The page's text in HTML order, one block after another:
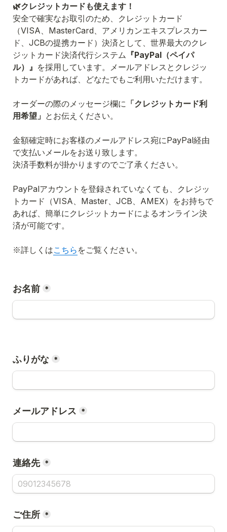
🌿クレジットカードも使えます！
安全で確実なお取引のため、クレジットカード
（VISA、MasterCard、アメリカンエキスプレスカー
ド、JCBの提携カード）決済として、世界最大のクレ
ジットカード決済代行システム 『PayPal（ペイパ
ル）』 を採用しています。メールアドレスとクレジッ
トカードがあれば、どなたでもご利用いただけます。
オーダーの際のメッセージ欄に 「クレジットカード利
用希望」 とお伝えください。
金額確定時にお客様のメールアドレス宛にPayPal経由
で支払いメールをお送り致します。
決済手数料が掛かりますのでご了承ください。
PayPalアカウントを登録されていなくても、クレジッ
トカード（VISA、Master、JCB、AMEX）をお持ちで
あれば、簡単にクレジットカードによるオンライン決
済が可能です。
※詳しくはこちら をご覧ください。
お名前 *
ふりがな *
メールアドレス *
連絡先 *
ご住所 *